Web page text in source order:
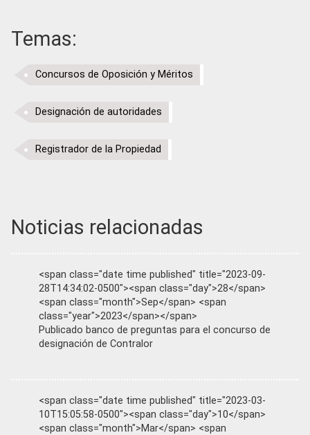
Temas:
Concursos de Oposición y Méritos
Designación de autoridades
Registrador de la Propiedad
Noticias relacionadas
<span class="date time published" title="2023-09-
28T14:34:02-0500"><span class="day">28</span>
<span class="month">Sep</span> <span
class="year">2023</span></span>
Publicado banco de preguntas para el concurso de
designación de Contralor
<span class="date time published" title="2023-03-
10T15:05:58-0500"><span class="day">10</span>
<span class="month">Mar</span> <span